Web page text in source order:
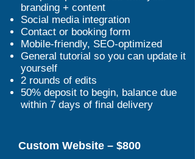
branding + content
Social media integration
Contact or booking form
Mobile-friendly, SEO-optimized
General tutorial so you can update it
yourself
2 rounds of edits
50% deposit to begin, balance due
within 7 days of final delivery
Custom Website – $800